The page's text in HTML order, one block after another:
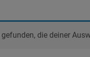
die deiner